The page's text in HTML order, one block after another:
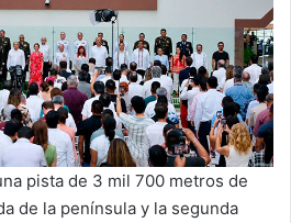
pista de 3 mil 700 metros de
de la península y la segunda